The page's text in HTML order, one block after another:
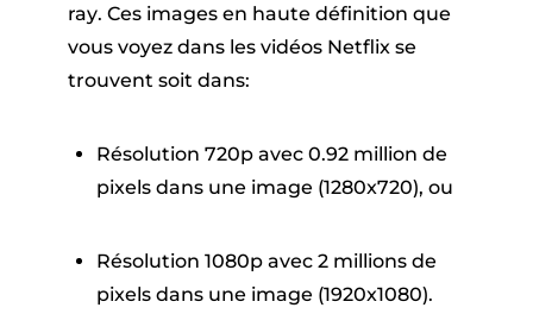
ray. Ces images en haute définition que
vous voyez dans les vidéos Netflix se
trouvent soit dans:
Résolution 720p avec 0.92 million de
pixels dans une image (1280x720), ou
Résolution 1080p avec 2 millions de
pixels dans une image (1920x1080).